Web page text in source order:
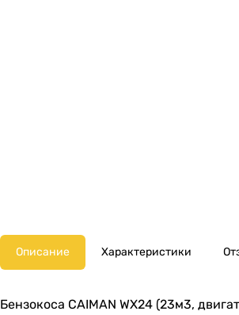
Описание Характеристики
Бензокоса CAIMAN WX24 (23м3,